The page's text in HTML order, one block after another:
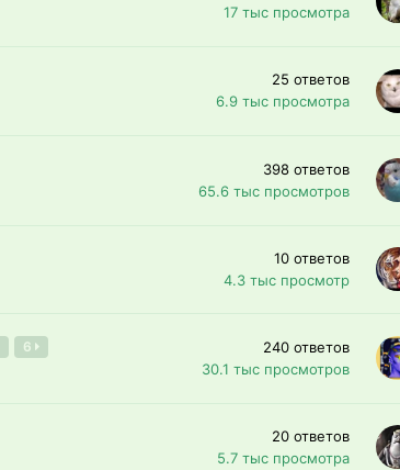
17 тыс просмотра
25 ответов
6.9 тыс просмотра
398 ответов
65.6 тыс просмотров
10 ответов
4.3 тыс просмотр
6 240 ответов
30.1 тыс просмотров
20 ответов
5.7 тыс просмотра